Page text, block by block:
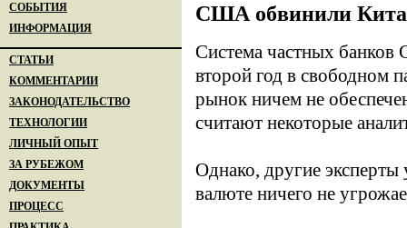
СОБЫТИЯ
ИНФОРМАЦИЯ
СТАТЬИ
КОММЕНТАРИИ
ЗАКОНОДАТЕЛЬСТВО
ТЕХНОЛОГИИ
ЛИЧНЫЙ ОПЫТ
ЗА РУБЕЖОМ
ДОКУМЕНТЫ
ПРОЦЕСС
США обвинили
Система частных банков
второй год в свободном
рынок ничем не
считают некоторые
Однако, другие эксперты
валюте ничего не